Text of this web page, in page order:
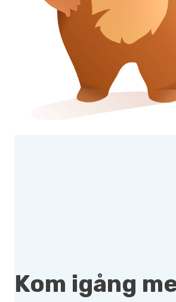
Kom igång